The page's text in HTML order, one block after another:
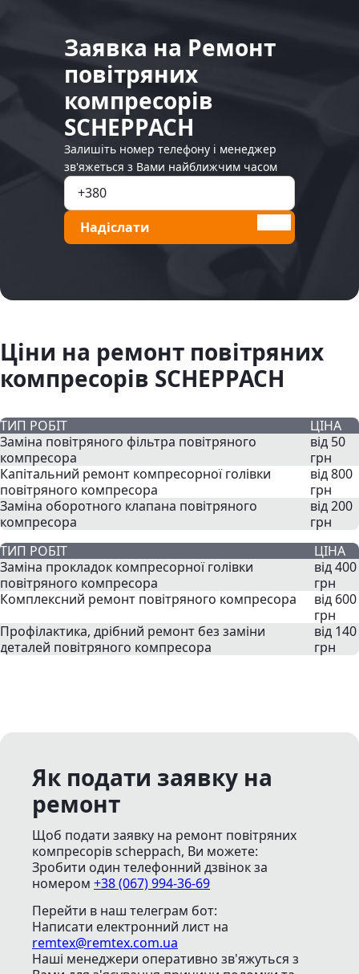
Заявка на Ремонт
повітряних
компресорів
SCHEPPACH
Залишіть номер телефону і менеджер
зв'яжеться з Вами найближчим часом
Надіслати
Ціни на ремонт повітряних
компресорів SCHEPPACH
ТИП РОБІТ
ЦІНА
Заміна повітряного фільтра повітряного
компресора
від 50
грн
Капітальний ремонт компресорної голівки
повітряного компресора
від 800
грн
Заміна оборотного клапана повітряного
компресора
від 200
грн
ТИП РОБІТ
ЦІНА
Заміна прокладок компресорної голівки
повітряного компресора
від 400
грн
Комплексний ремонт повітряного компресора
від 600
грн
Профілактика, дрібний ремонт без заміни
деталей повітряного компресора
від 140
грн
Як подати заявку на
ремонт
Щоб подати заявку на ремонт повітряних
компресорів scheppach, Ви можете:
Зробити один телефонний дзвінокза
номером +38 (067) 994-36-69
Перейти в наш телеграм бот:
Написати електронний лист на
remtex@remtex.com.ua
Наші менеджери оперативно зв'яжуться з